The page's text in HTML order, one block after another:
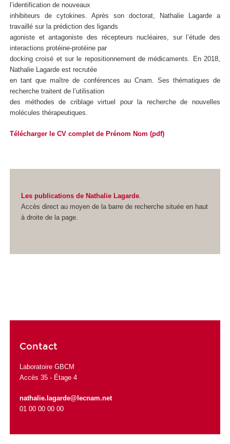
l’identification de nouveaux
inhibiteurs de cytokines. Après son doctorat, Nathalie Lagarde a
travaillé sur la prédiction des ligands
agoniste et antagoniste des récepteurs nucléaires, sur l’étude des
interactions protéine-protéine par
docking croisé et sur le repositionnement de médicaments. En 2018,
Nathalie Lagarde est recrutée
en tant que maître de conférences au Cnam. Ses thématiques de
recherche traitent de l’utilisation
des méthodes de criblage virtuel pour la recherche de nouvelles
molécules thérapeutiques.
Télécharger le CV complet de Prénom Nom (pdf)
Les publications de Nathalie Lagarde
Accès direct au moyen de la barre de recherche située en haut
à droite de la page.
Contact
Laboratoire GBCM
Accès 35 - Étage 4
nathalie.lagarde@lecnam.net
01 00 00 00 00